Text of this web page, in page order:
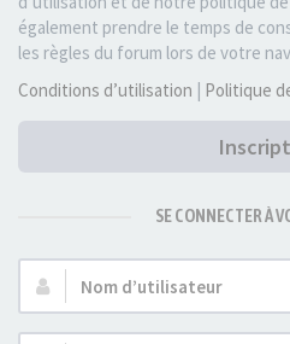
également prendre le temps de
les règles du forum lors de votre
Conditions d’utilisation | Politique
SE CONNECTER À
Nom
d’utilisateur :